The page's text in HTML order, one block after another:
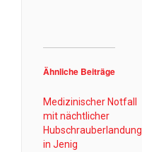
Ähnliche Beiträge
Medizinischer Notfall
mit nächtlicher
Hubschrauberlandung
in Jenig